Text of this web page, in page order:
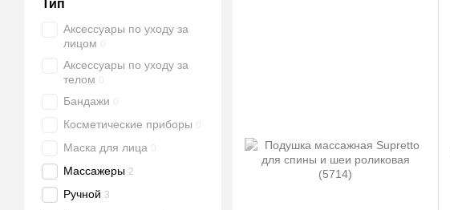
Тип
Аксессуары по уходу за
лицом
Аксессуары по уходу за
телом
Бандажи
Косметические приборы
Маска для лица
Массажеры 2
Ручной 3